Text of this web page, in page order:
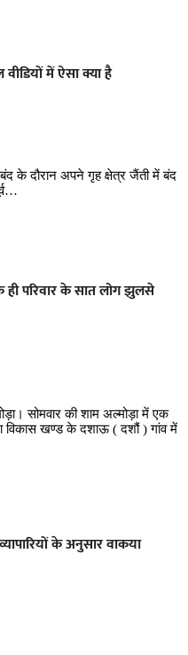
में ऐसा क्या है
के दौरान अपने गृह क्षेत्र जैंती में बंद
परिवार के सात लोग झुलसे
सोमवार की शाम अल्मोड़ा में एक
विकास खण्ड के दशाऊ ( दशौं ) गांव में
के अनुसार वाकया